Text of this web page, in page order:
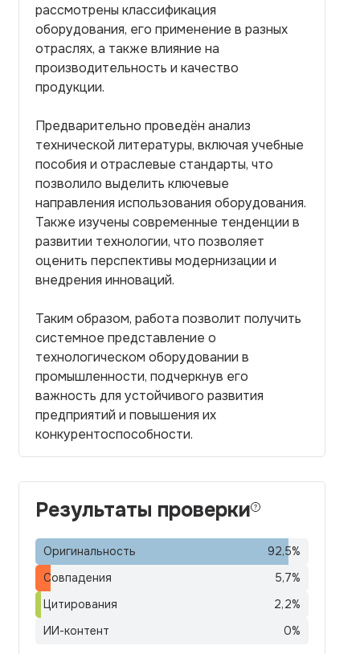
рассмотрены классификация
оборудования, его применение в разных
отраслях, а также влияние на
производительность и качество
продукции.
Предварительно проведён анализ
технической литературы, включая учебные
пособия и отраслевые стандарты, что
позволило выделить ключевые
направления использования оборудования.
Также изучены современные тенденции в
развитии технологии, что позволяет
оценить перспективы модернизации и
внедрения инноваций.
Таким образом, работа позволит получить
системное представление о
технологическом оборудовании в
промышленности, подчеркнув его
важность для устойчивого развития
предприятий и повышения их
конкурентоспособности.
Результаты проверки
Оригинальность 92,5%
Совпадения
5,7%
Цитирования
2,2%
ИИ-контент
0%